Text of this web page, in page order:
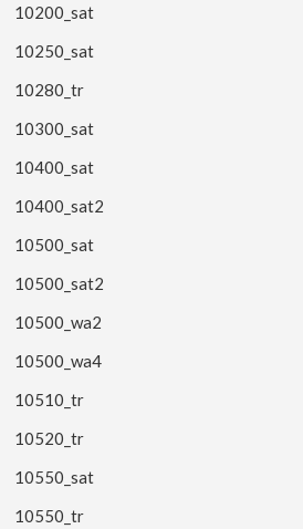
10200_sat
10250_sat
10280_tr
10300_sat
10400_sat
10400_sat2
10500_sat
10500_sat2
10500_wa2
10500_wa4
10510_tr
10520_tr
10550_sat
10550_tr